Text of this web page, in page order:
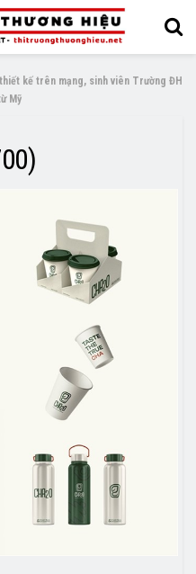
kế trên mạng, sinh viên Trường ĐH
Mỹ